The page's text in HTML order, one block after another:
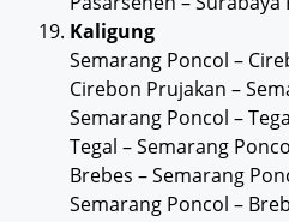
Kaligung
Semarang Poncol –
Cirebon Prujakan –
Semarang Poncol –
Tegal – Semarang
Brebes – Semarang
Semarang Poncol –